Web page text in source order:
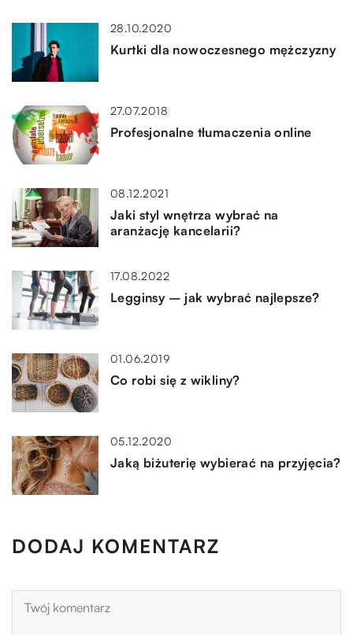
28.10.2020
Kurtki dla nowoczesnego mężczyzny
27.07.2018
Profesjonalne tłumaczenia online
08.12.2021
Jaki styl wnętrza wybrać na
aranżację kancelarii?
17.08.2022
Legginsy – jak wybrać najlepsze?
01.06.2019
Co robi się z wikliny?
05.12.2020
Jaką biżuterię wybierać na przyjęcia?
DODAJ KOMENTARZ